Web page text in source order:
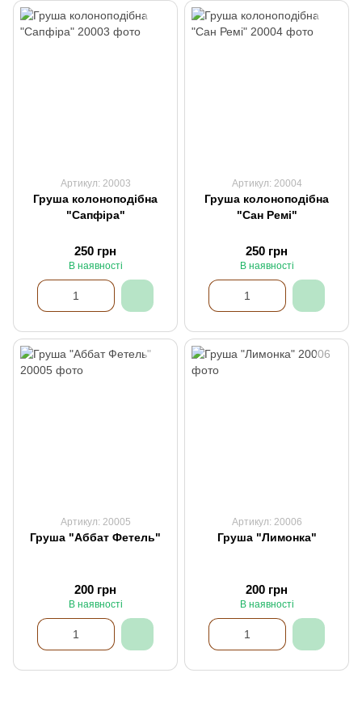
Артикул: 20003
Груша колоноподібна
"Сапфіра"
250 грн
В наявності
Артикул: 20004
Груша колоноподібна
"Сан Ремі"
250 грн
В наявності
Артикул: 20005
Груша "Аббат Фетель"
200 грн
В наявності
Артикул: 20006
Груша "Лимонка"
200 грн
В наявності